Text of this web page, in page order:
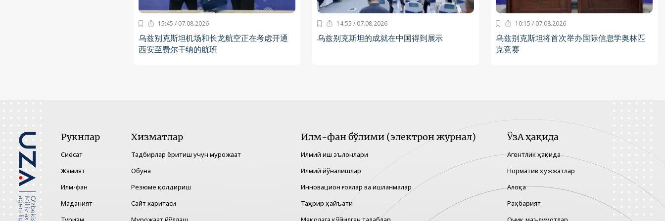
15:45 / 07.08.2026
乌兹别克斯坦机场和长龙航空正在考虑开通
西安至费尔干纳的航班
14:55 / 07.08.2026
乌兹别克斯坦的成就在中国得到展示
10:15 / 07.08.2026
乌兹别克斯坦将首次举办国际信息学奥林匹
克竞赛
Рукнлар
Сиёсат
Жамият
Илм-фан
Маданият
Хизматлар
Тадбирлар ёритиш учун мурожаат
Обуна
Резюме қолдириш
Сайт харитаси
Илм-фан бўлими (электрон журнал)
Илмий иш эълонлари
Илмий йўналишлар
Инновацион ғоялар ва ишланмалар
Таҳрир ҳайъати
ЎзА ҳақида
Агентлик ҳақида
Норматив ҳужжатлар
Алоқа
Раҳбарият